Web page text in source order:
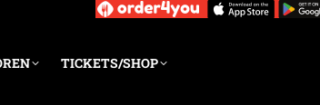
TICKETS/SHOP